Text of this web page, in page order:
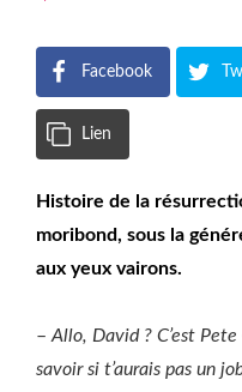
Facebook
Lien
Histoire de la
moribond, sous la
aux yeux vairons.
– Allo, David ? C’est
savoir si t’aurais pas un